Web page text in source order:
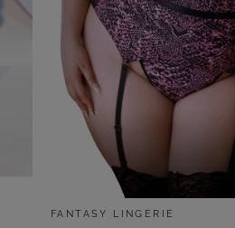
FANTASY LINGERIE